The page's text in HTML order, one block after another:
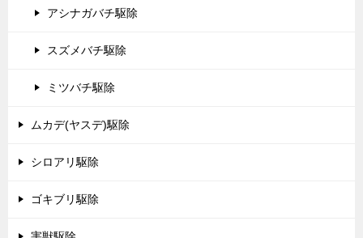
アシナガバチ駆除
スズメバチ駆除
ミツバチ駆除
ムカデ(ヤスデ)駆除
シロアリ駆除
ゴキブリ駆除